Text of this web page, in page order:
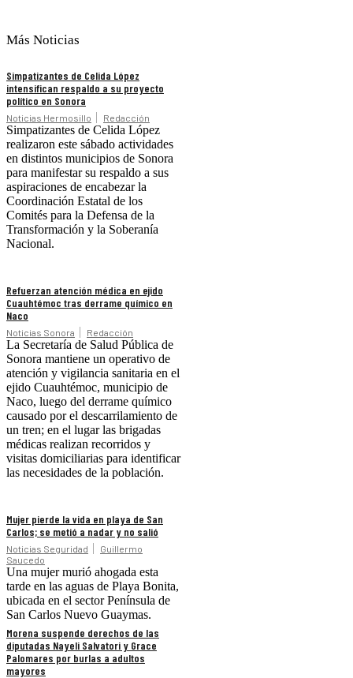
Más Noticias
Simpatizantes de Celida López
intensifican respaldo a su proyecto
político en Sonora
Noticias Hermosillo Redacción
Simpatizantes de Celida López
realizaron este sábado actividades
en distintos municipios de Sonora
para manifestar su respaldo a sus
aspiraciones de encabezar la
Coordinación Estatal de los
Comités para la Defensa de la
Transformación y la Soberanía
Nacional.
Refuerzan atención médica en ejido
Cuauhtémoc tras derrame químico en
Naco
Noticias Sonora Redacción
La Secretaría de Salud Pública de
Sonora mantiene un operativo de
atención y vigilancia sanitaria en el
ejido Cuauhtémoc, municipio de
Naco, luego del derrame químico
causado por el descarrilamiento de
un tren; en el lugar las brigadas
médicas realizan recorridos y
visitas domiciliarias para identificar
las necesidades de la población.
Mujer pierde la vida en playa de San
Carlos; se metió a nadar y no salió
Noticias Seguridad
Guillermo
Saucedo
Una mujer murió ahogada esta
tarde en las aguas de Playa Bonita,
ubicada en el sector Península de
San Carlos Nuevo Guaymas.
Morena suspende derechos de las
diputadas Nayeli Salvatori y Grace
Palomares por burlas a adultos
mayores